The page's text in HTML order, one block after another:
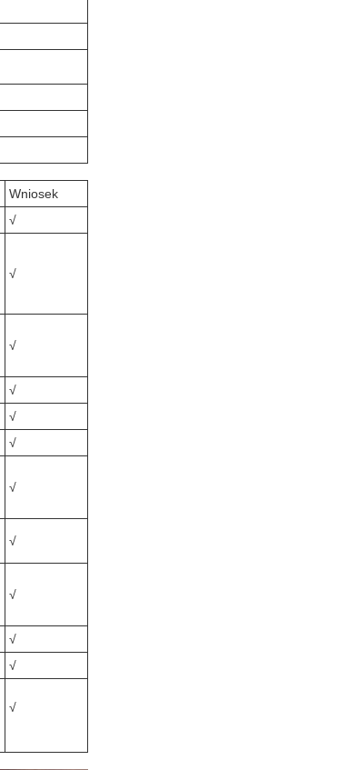
Wniosek
√
√
√
√
√
√
√
√
√
√
√
√